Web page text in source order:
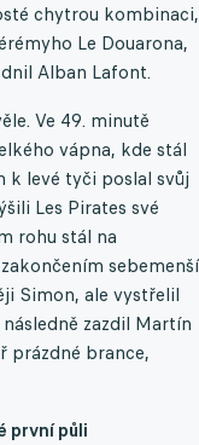
chytrou kombinaci,
Le Douarona,
Alban Lafont.
Ve 49. minutě
vápna, kde stál
k levé tyči poslal svůj
Les Pirates své
rohu stál na
sebemenší
Simon, ale vystřelil
zazdil Martín
prázdné brance,
první půli